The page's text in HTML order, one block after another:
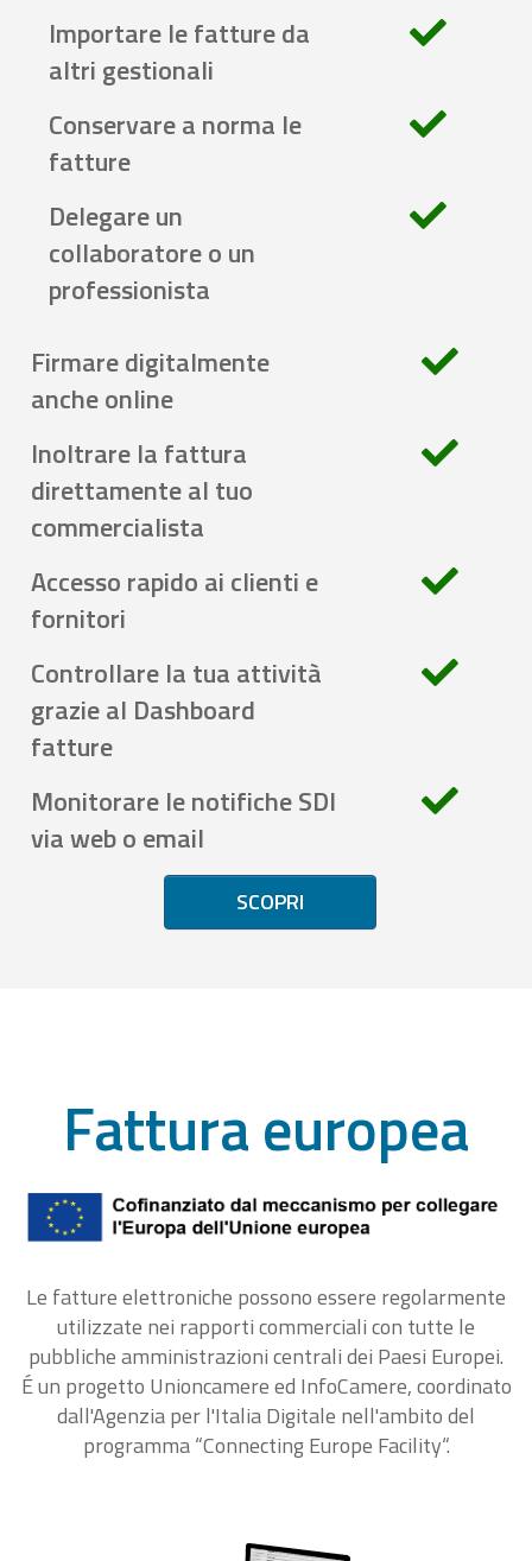
Importare le fatture da
altri gestionali
Conservare a norma le
fatture
Delegare un
collaboratore o un
professionista
Firmare digitalmente
anche online
Inoltrare la fattura
direttamente al tuo
commercialista
Accesso rapido ai clienti e
fornitori
Controllare la tua attività
grazie al Dashboard
fatture
Monitorare le notifiche SDI
via web o email
SCOPRI
Fattura europea
Le fatture elettroniche possono essere regolarmente
utilizzate nei rapporti commerciali con tutte le
pubbliche amministrazioni centrali dei Paesi Europei.
É un progetto Unioncamere ed InfoCamere, coordinato
dall'Agenzia per l'Italia Digitale nell'ambito del
programma “Connecting Europe Facility“.